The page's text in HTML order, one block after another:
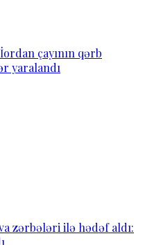
çayının qərb
yaralandı
zərbələri ilə hədəf aldı: